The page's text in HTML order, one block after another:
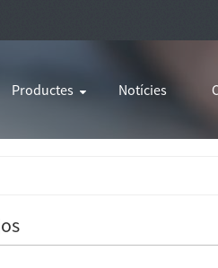
Productes Notícies